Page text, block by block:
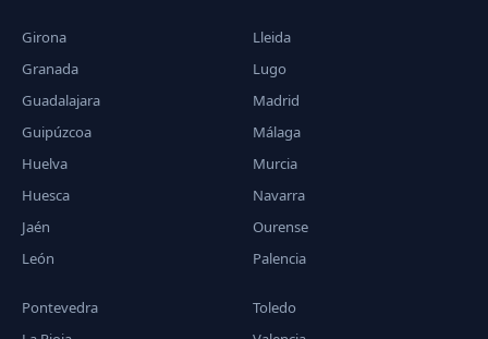
Girona
Granada
Guadalajara
Guipúzcoa
Huelva
Huesca
Jaén
León
Lleida
Lugo
Madrid
Málaga
Murcia
Navarra
Ourense
Palencia
Pontevedra
Toledo